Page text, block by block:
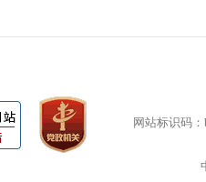
网站标识码